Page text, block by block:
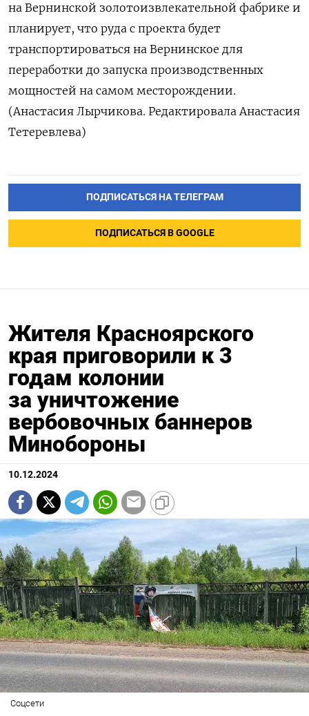
на Вернинской золотоизвлекательной фабрике и
планирует, что руда с проекта будет
транспортироваться на Вернинское для
переработки до запуска производственных
мощностей на самом месторождении.
(Анастасия Лырчикова. Редактировала Анастасия
Тетеревлева)
ПОДПИСАТЬСЯ НА ТЕЛЕГРАМ
ПОДПИСАТЬСЯ В GOOGLE
Жителя Красноярского
края приговорили к 3
годам колонии
за уничтожение
вербовочных баннеров
Минобороны
10.12.2024
Соцсети